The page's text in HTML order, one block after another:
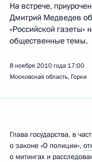
На встрече,
Дмитрий Медведев
«Российской газеты»
общественные темы.
8 ноября 2010 года 17:00
Московская область, Горки
Глава государства, в
о законе «О полиции»,
о митингах и